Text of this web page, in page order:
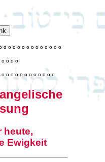
o o o o o o o o o o o o o
o o o o
o o o o o o o o o o o o
heute,
Ewigkeit